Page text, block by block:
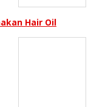
Hair Oil